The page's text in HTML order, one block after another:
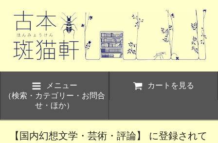
メニュー
（検索・カテゴリー・お問合
せ・ほか）
カートを見る
【国内幻想文学・芸術・評論】 に登録されて